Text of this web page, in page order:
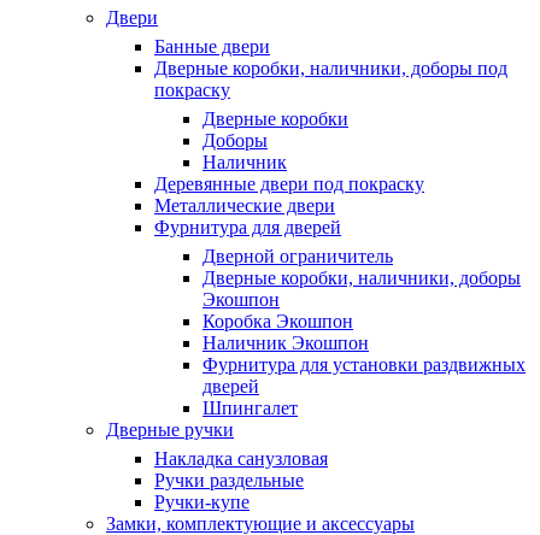
Двери
Банные двери
Дверные коробки, наличники, доборы под
покраску
Дверные коробки
Доборы
Наличник
Деревянные двери под покраску
Металлические двери
Фурнитура для дверей
Дверной ограничитель
Дверные коробки, наличники, доборы
Экошпон
Коробка Экошпон
Наличник Экошпон
Фурнитура для установки раздвижных
дверей
Шпингалет
Дверные ручки
Накладка санузловая
Ручки раздельные
Ручки-купе
Замки, комплектующие и аксессуары